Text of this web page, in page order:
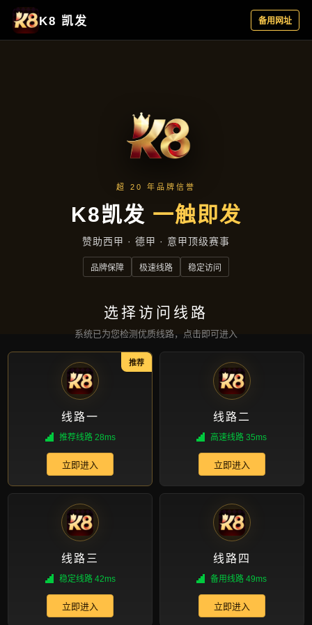
新闻纵览
首页 新闻纵览